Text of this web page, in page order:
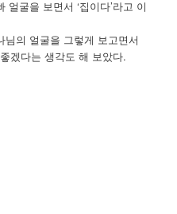
굴을 보면서 ‘집이다’라고 이
의 얼굴을 그렇게 보고면서
겠다는 생각도 해 보았다.